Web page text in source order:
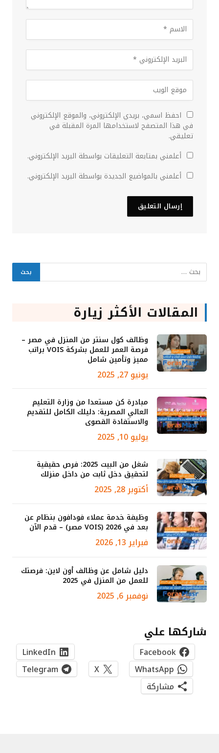
احفظ اسمي، بريدي الإلكتروني، والموقع الإلكتروني
في هذا المتصفح لاستخدامها المرة المقبلة في
تعليقي.
أعلمني بمتابعة التعليقات بواسطة البريد الإلكتروني.
أعلمني بالمواضيع الجديدة بواسطة البريد الإلكتروني.
المقالات الأكثر زيارة
وظائف كول سنتر من المنزل في مصر –
فرصة العمر للعمل بشركة VOIS براتب
مميز وتأمين شامل
يونيو 27, 2025
مبادرة كن مستعدا من وزارة التعليم
العالي المصرية: دليلك الكامل للتقديم
والاستفادة القصوى
يوليو 10, 2025
شغل من البيت 2025: فرص حقيقية
لتحقيق دخل ثابت من داخل منزلك
أكتوبر 28, 2025
وظيفة خدمة عملاء فودافون بنظام عن
بعد في 2026 (VOIS مصر) – قدم الآن
فبراير 13, 2026
دليل شامل عن وظائف أون لاين: فرصتك
للعمل من المنزل في 2025
نوفمبر 6, 2025
شاركها علي
Facebook
LinkedIn
WhatsApp
X
Telegram
مشاركة